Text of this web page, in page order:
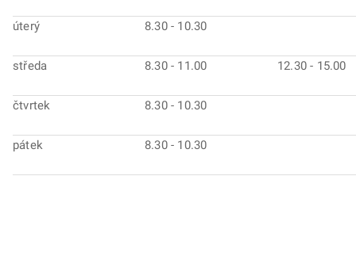
úterý 8.30 - 10.30
středa 8.30 - 11.00 12.30 - 15.00
čtvrtek 8.30 - 10.30
pátek 8.30 - 10.30